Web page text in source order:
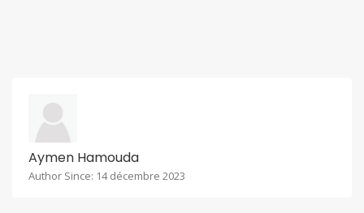
Aymen Hamouda
Author Since: 14 décembre 2023